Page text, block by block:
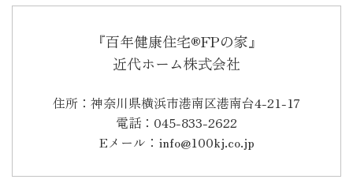
『百年健康住宅®FPの家』
近代ホーム株式会社
住所：神奈川県横浜市港南区港南台4-21-17
電話：045-833-2622
Eメール：info@100kj.co.jp